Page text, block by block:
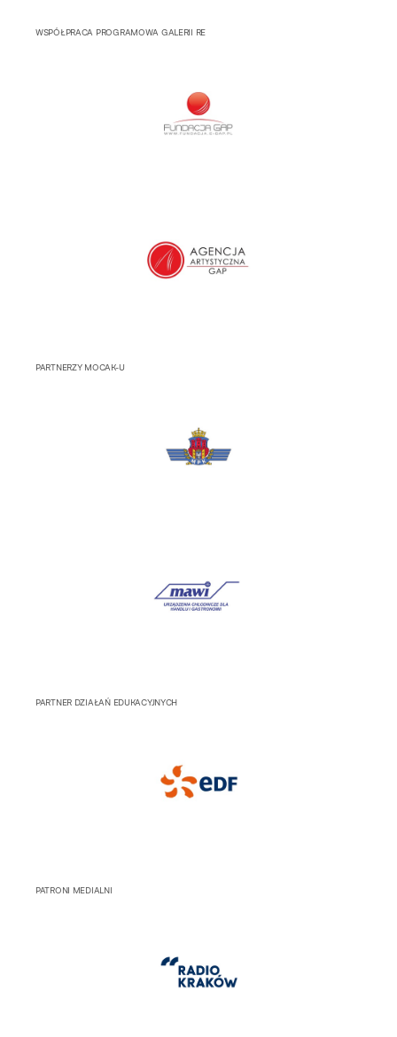
WSPÓŁPRACA PROGRAMOWA GALERII RE
PARTNERZY MOCAK-U
PARTNER DZIAŁAŃ EDUKACYJNYCH
PATRONI MEDIALNI